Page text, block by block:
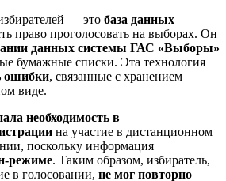
— это база данных
право проголосовать на выборах. Он
данных системы ГАС «Выборы»
бумажные списки. Эта технология
ошибки, связанные с хранением
виде.
необходимость в
на участие в дистанционном
поскольку информация
режиме. Таким образом, избиратель,
в голосовании, не мог повторно